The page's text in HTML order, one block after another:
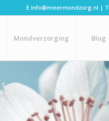
E info@meermondzorg.nl | T
Mondverzorging Blog